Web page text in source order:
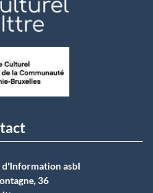
d'Information asbI
36